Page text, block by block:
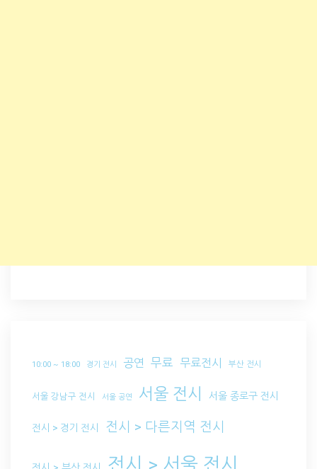
10:00 ~ 18:00 경기 전시 공연 무료 무료전시 부산 전시
서울 강남구 전시 서울 공연 서울 전시 서울 종로구 전시
전시 > 경기 전시 전시 > 다른지역 전시
전시 > 서울 전시